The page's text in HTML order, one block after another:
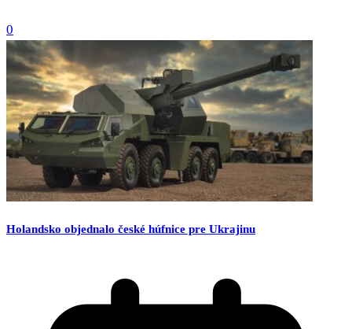
0
Holandsko objednalo české húfnice pre Ukrajinu